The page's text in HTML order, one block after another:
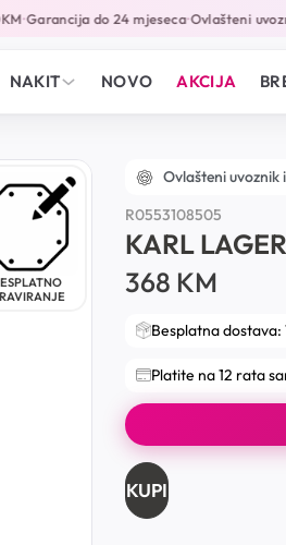
•Garancija do 24 mjeseca•Ovlašteni
NAKIT NOVO AKCIJA
Ovlašteni uvoznik
R0553108505
KARL
368 KM
Besplatna dostava:
Platite na 12 rata
KUPI